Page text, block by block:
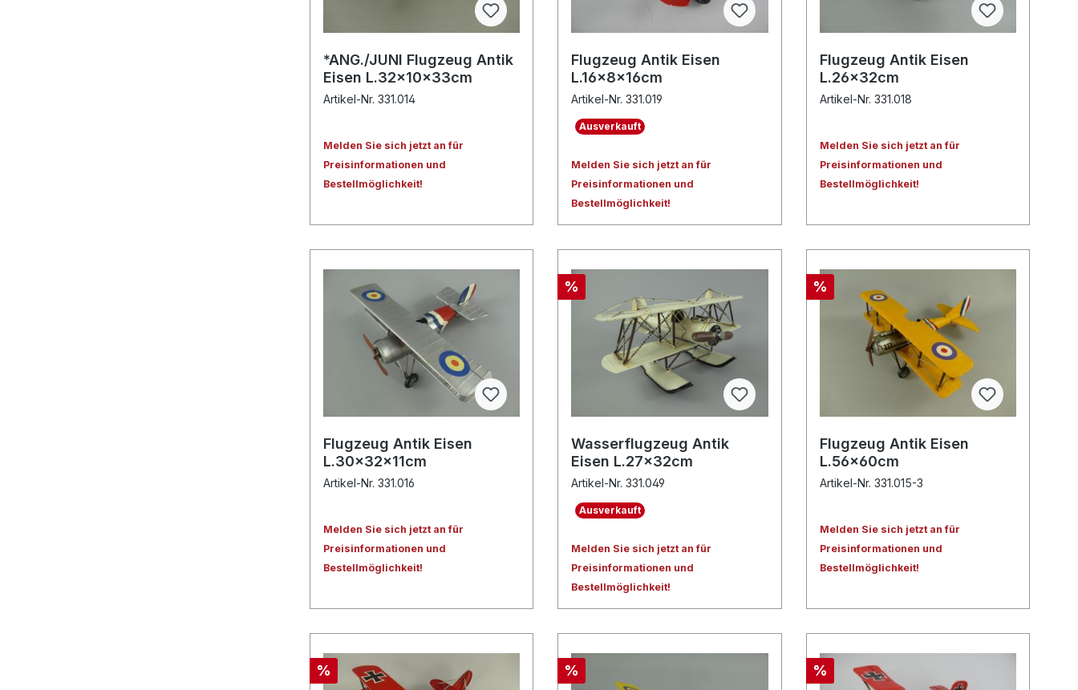
*ANG./JUNI Flugzeug Antik
Eisen L.32x10x33cm
Artikel-Nr. 331.014
Melden Sie sich jetzt an für
Preisinformationen und
Bestellmöglichkeit!
Flugzeug Antik Eisen
L.16x8x16cm
Artikel-Nr. 331.019
Ausverkauft
Melden Sie sich jetzt an für
Preisinformationen und
Bestellmöglichkeit!
Flugzeug Antik Eisen
L.26x32cm
Artikel-Nr. 331.018
Melden Sie sich jetzt an für
Preisinformationen und
Bestellmöglichkeit!
Flugzeug Antik Eisen
L.30x32x11cm
Artikel-Nr. 331.016
Melden Sie sich jetzt an für
Preisinformationen und
Bestellmöglichkeit!
%
Wasserflugzeug Antik
Eisen L.27x32cm
Artikel-Nr. 331.049
Ausverkauft
Melden Sie sich jetzt an für
Preisinformationen und
Bestellmöglichkeit!
%
Flugzeug Antik Eisen
L.56x60cm
Artikel-Nr. 331.015-3
Melden Sie sich jetzt an für
Preisinformationen und
Bestellmöglichkeit!
% % %